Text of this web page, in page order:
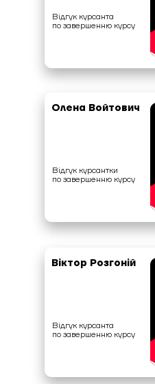
Відгук курсанта
по завершенню курсу
Олена Войтович
Відгук курсантки
по завершенню курсу
Віктор Розгоній
Відгук курсанта
по завершенню курсу